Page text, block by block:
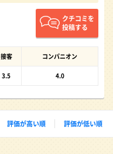
クチコミを
投稿する
接客 コンパニオン
3.5 4.0
評価が高い順 評価が低い順